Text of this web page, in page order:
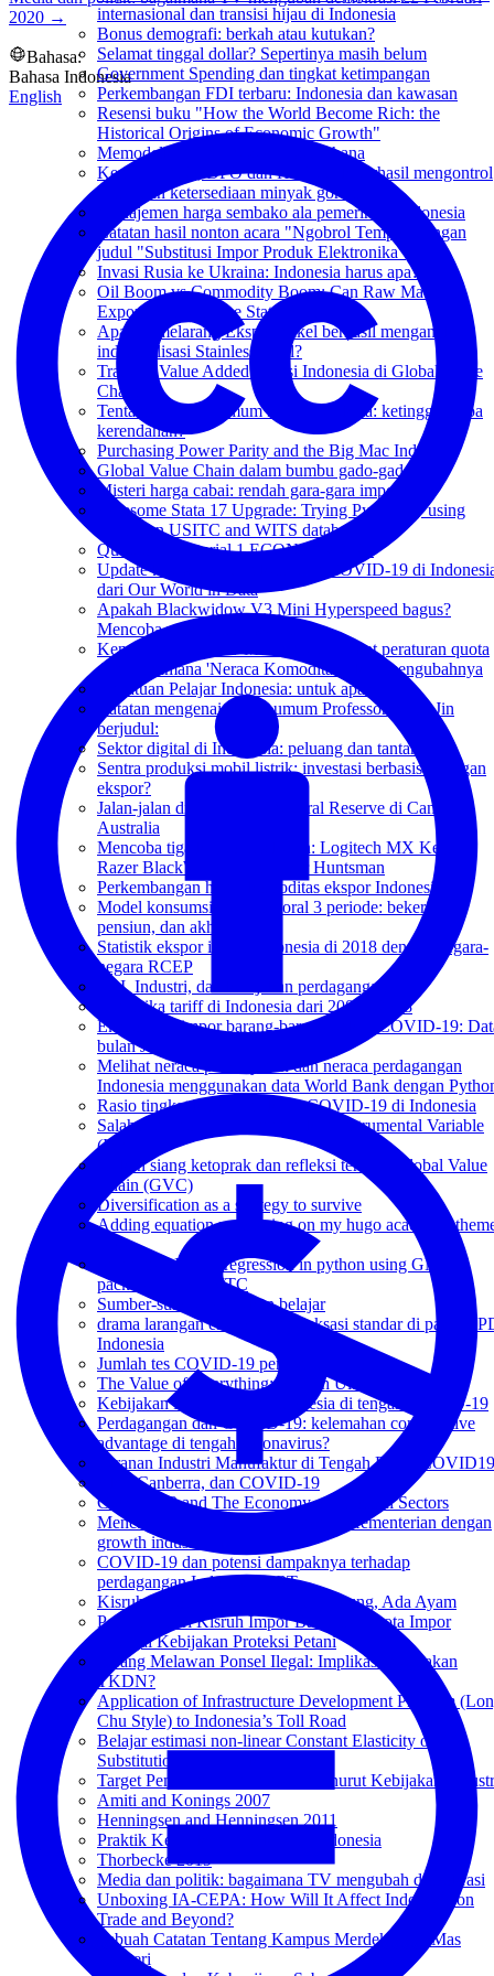
internasional dan transisi hijau di Indonesia
Bonus demografi: berkah atau kutukan?
Selamat tinggal dollar? Sepertinya masih belum
Government Spending dan tingkat ketimpangan
Perkembangan FDI terbaru: Indonesia dan kawasan
Resensi buku "How the World Become Rich: the
Historical Origins of Economic Growth"
Memodelkan TKDN secara sederhana
Kenapa DMO, DPO dan HET tidak berhasil mengontrol
harga dan ketersediaan minyak goreng
Manajemen harga sembako ala pemerintah Indonesia
Catatan hasil nonton acara "Ngobrol Tempo" dengan
judul "Substitusi Impor Produk Elektronika"
Invasi Rusia ke Ukraina: Indonesia harus apa?
Oil Boom vs Commodity Boom: Can Raw Materials
Export Ban Save the State Budget?
Apakah melarang Ekspor Nikel berhasil mengangkat
industrialisasi Stainless Steel?
Trade in Value Added: posisi Indonesia di Global Value
Chain
Tentang upah minimum kabupaten/kota: ketinggian apa
kerendahan?
Purchasing Power Parity and the Big Mac Index
Global Value Chain dalam bumbu gado-gado
Misteri harga cabai: rendah gara-gara impor?
Awesome Stata 17 Upgrade: Trying Pystata by using
PPML on USITC and WITS database
Question 4 Tutorial 1 ECON3102 2021
Update kasus baru dan kematian COVID-19 di
dari Our World in Data
Apakah Blackwidow V3 Mini Hyperspeed bagus?
Mencoba versi yellow switch!
Kenapa gula mahal? Melihat lebih dekat peraturan quota
dan bagaimana 'Neraca Komoditas' akan mengubahnya
Persatuan Pelajar Indonesia: untuk apa?
Catatan mengenai kuliah umum Professor Keyu Jin
berjudul:
Sektor digital di Indonesia: peluang dan tantangan.
Sentra produksi mobil listrik: investasi berbasis larangan
ekspor?
Jalan-jalan di Tidbinbilla Natural Reserve di Canberra,
Australia
Mencoba tiga keyboards keren: Logitech MX Keys,
Razer BlackWidow dan Razer Huntsman
Perkembangan harga komoditas ekspor Indonesia
Model konsumsi intertemporal 3 periode: bekerja,
pensiun, dan akhirat.
Statistik ekspor impor Indonesia di 2018 dengan negara-
negara RCEP
FDI, Industri, dan kebijakan perdagangan
Dinamika tariff di Indonesia dari 2000 - 2018
Ekspor dan impor barang-barang terkait COVID-19:
bulan Juli
Melihat neraca pembayaran dan neraca perdagangan
Indonesia menggunakan data World Bank dengan
Rasio tingkat kematian akibat COVID-19 di Indonesia
Salah satu problem menggunakan Instrumental Variable
(IV)
Makan siang ketoprak dan refleksi tentang Global Value
Chain (GVC)
Diversification as a strategy to survive
Adding equation numbering on my hugo academic
blog.
Running a PPML regression in python using GME
package from USITC
Sumber-sumber contekan belajar
drama larangan ekspor dan relaksasi standar di pasar
Indonesia
Jumlah tes COVID-19 per hari di Indonesia
The Value of Everything: Sebuah Ulasan
Kebijakan Perdagangan Indonesia di tengah COVID-19
Perdagangan dan COVID-19: kelemahan comparative
advantage di tengah coronavirus?
Peranan Industri Manufaktur di Tengah Badai COVID19
Aku, Canberra, dan COVID-19
COVID-19 and The Economy of Informal Sectors
Mencari hubungan antara anggaran Kementerian dengan
growth industri
COVID-19 dan potensi dampaknya terhadap
perdagangan Indonesia-RRT
Kisruh Impor Ayam Brazil: Ada Jagung, Ada Ayam
Pelajaran dari Kisruh Impor Bawang: Quota Impor
Sebagai Kebijakan Proteksi Petani
Perang Melawan Ponsel Ilegal: Implikasi Kebijakan
TKDN?
Application of Infrastructure Development Problem
Chu Style) to Indonesia’s Toll Road
Belajar estimasi non-linear Constant Elasticity of
Substitution (CES) pakai ADMB
Target Pembangunan Industri Menurut Kebijakan
Amiti and Konings 2007
Henningsen and Henningsen 2011
Praktik Kebijakan Publik Cara Indonesia
Thorbecke 2019
Media dan politik: bagaimana TV mengubah demokrasi
Unboxing IA-CEPA: How Will It Affect Indonesia on
Trade and Beyond?
Sebuah Catatan Tentang Kampus Merdeka-nya Mas
Menteri
2020 →
Bahasa:
Bahasa Indonesia
English